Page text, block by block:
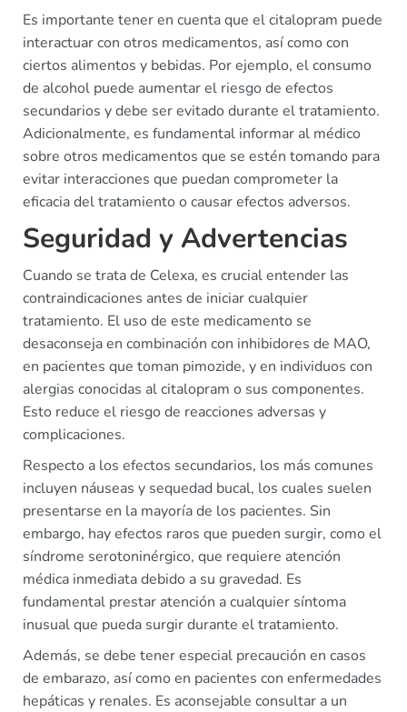
Es importante tener en cuenta que el citalopram puede
interactuar con otros medicamentos, así como con
ciertos alimentos y bebidas. Por ejemplo, el consumo
de alcohol puede aumentar el riesgo de efectos
secundarios y debe ser evitado durante el tratamiento.
Adicionalmente, es fundamental informar al médico
sobre otros medicamentos que se estén tomando para
evitar interacciones que puedan comprometer la
eficacia del tratamiento o causar efectos adversos.
Seguridad y Advertencias
Cuando se trata de Celexa, es crucial entender las
contraindicaciones antes de iniciar cualquier
tratamiento. El uso de este medicamento se
desaconseja en combinación con inhibidores de MAO,
en pacientes que toman pimozide, y en individuos con
alergias conocidas al citalopram o sus componentes.
Esto reduce el riesgo de reacciones adversas y
complicaciones.
Respecto a los efectos secundarios, los más comunes
incluyen náuseas y sequedad bucal, los cuales suelen
presentarse en la mayoría de los pacientes. Sin
embargo, hay efectos raros que pueden surgir, como el
síndrome serotoninérgico, que requiere atención
médica inmediata debido a su gravedad. Es
fundamental prestar atención a cualquier síntoma
inusual que pueda surgir durante el tratamiento.
Además, se debe tener especial precaución en casos
de embarazo, así como en pacientes con enfermedades
hepáticas y renales. Es aconsejable consultar a un